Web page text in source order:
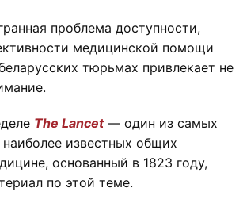
проблема доступности,
медицинской помощи
тюрьмах привлекает не
The Lancet— один из самых
известных общих
основанный в 1823 году,
по этой теме.